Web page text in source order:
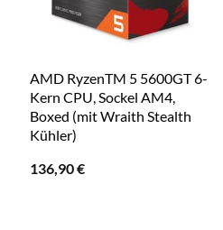
AMD RyzenTM 5 5600GT 6-
Kern CPU, Sockel AM4,
Boxed (mit Wraith Stealth
Kühler)
136,90€